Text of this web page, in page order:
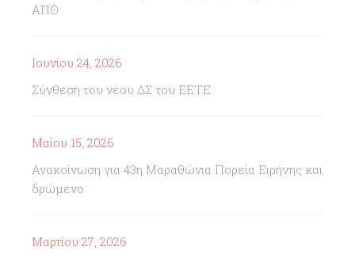
ΑΠΘ
Ιουνίου 24, 2026
Σύνθεση του νέου ΔΣ του ΕΕΤΕ
Μαΐου 15, 2026
Ανακοίνωση για 43η Μαραθώνια Πορεία Ειρήνης και
δρώμενο
Μαρτίου 27, 2026